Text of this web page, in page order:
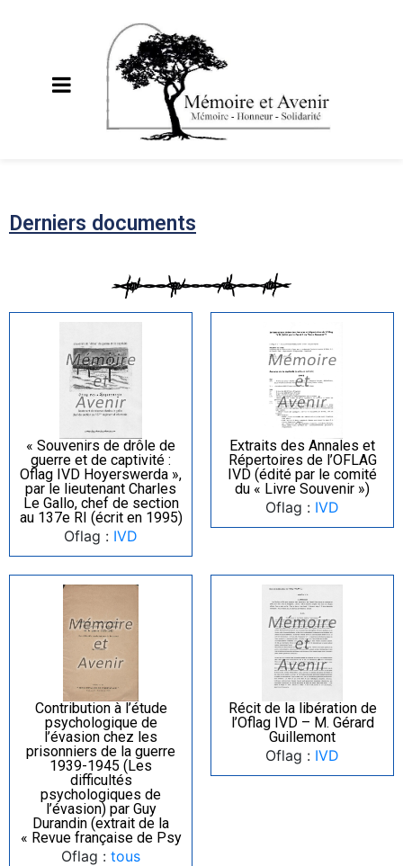
Derniers documents
« Souvenirs de drôle de
guerre et de captivité :
Oflag IVD Hoyerswerda »,
par le lieutenant Charles
Le Gallo, chef de section
au 137e RI (écrit en 1995)
Oflag : IVD
Extraits des Annales et
Répertoires de l’OFLAG
IVD (édité par le comité
du « Livre Souvenir »)
Oflag : IVD
Contribution à l’étude
psychologique de
l’évasion chez les
prisonniers de la guerre
1939-1945 (Les
difficultés
psychologiques de
l’évasion) par Guy
Durandin (extrait de la
« Revue française de Psy
Oflag : tous
Récit de la libération de
l’Oflag IVD – M. Gérard
Guillemont
Oflag : IVD